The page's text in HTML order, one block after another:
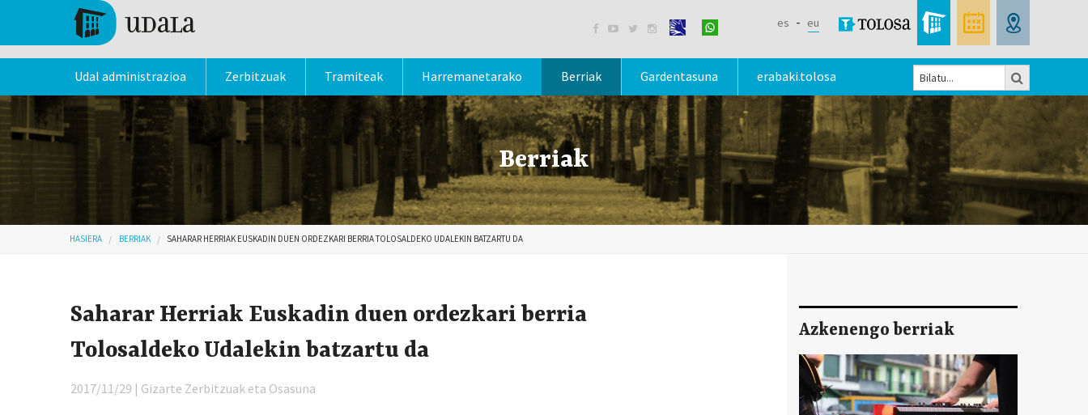
Skip to main content
    es eu
Udal administrazioa Zerbitzuak Tramiteak Harremanetarako Berriak Gardentasuna erabaki.tolosa
Bilaketa
formularioa
Berriak
Hemen zaude
HASIERA BERRIAK SAHARAR HERRIAK EUSKADIN DUEN ORDEZKARI BERRIA TOLOSALDEKO UDALEKIN BATZARTU DA
Saharar Herriak Euskadin duen ordezkari berria
Tolosaldeko Udalekin batzartu da
2017/11/29 | Gizarte Zerbitzuak eta Osasuna
Azkenengo berriak